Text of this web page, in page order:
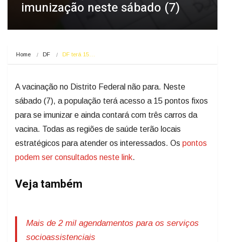
imunização neste sábado (7)
Home DF DF terá 15…
A vacinação no Distrito Federal não para. Neste
sábado (7), a população terá acesso a 15 pontos fixos
para se imunizar e ainda contará com três carros da
vacina. Todas as regiões de saúde terão locais
estratégicos para atender os interessados. Os pontos
podem ser consultados neste link.
Veja também
Mais de 2 mil agendamentos para os serviços
socioassistenciais